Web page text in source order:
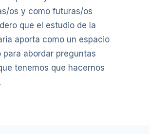
os y como futuras/os
que el estudio de la
aporta como un espacio
abordar preguntas
tenemos que hacernos